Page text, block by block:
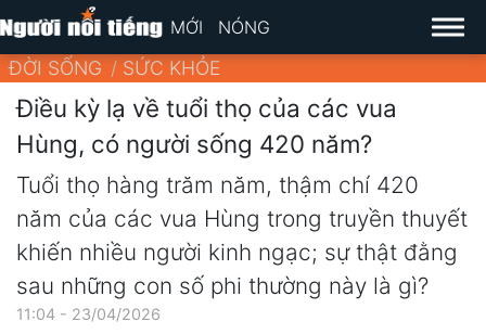
MỚI NÓNG
ĐỜI SỐNG SỨC KHỎE
Điều kỳ lạ về tuổi thọ của các vua
Hùng, có người sống 420 năm?
Tuổi thọ hàng trăm năm, thậm chí 420
năm của các vua Hùng trong truyền thuyết
khiến nhiều người kinh ngạc; sự thật đằng
sau những con số phi thường này là gì?
11:04 - 23/04/2026